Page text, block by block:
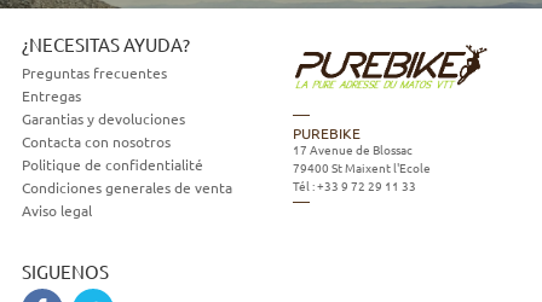
¿NECESITAS AYUDA?
Preguntas frecuentes
Entregas
Garantias y devoluciones
Contacta con nosotros
Politique de confidentialité
Condiciones generales de venta
Aviso legal
SIGUENOS
PUREBIKE
17 Avenue de Blossac
79400 St Maixent l'Ecole
Tél :+33 9 72 29 11 33